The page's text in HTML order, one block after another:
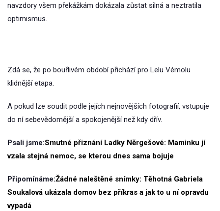
navzdory všem překážkám dokázala zůstat silná a neztratila
optimismus.
Zdá se, že po bouřlivém období přichází pro Lelu Vémolu
klidnější etapa.
A pokud lze soudit podle jejích nejnovějších fotografií, vstupuje
do ní sebevědomější a spokojenější než kdy dřív.
Psali jsme:Smutné přiznání Ladky Něrgešové: Maminku jí
vzala stejná nemoc, se kterou dnes sama bojuje
Připomínáme:Žádné naleštěné snímky: Těhotná Gabriela
Soukalová ukázala domov bez příkras a jak to u ní opravdu
vypadá